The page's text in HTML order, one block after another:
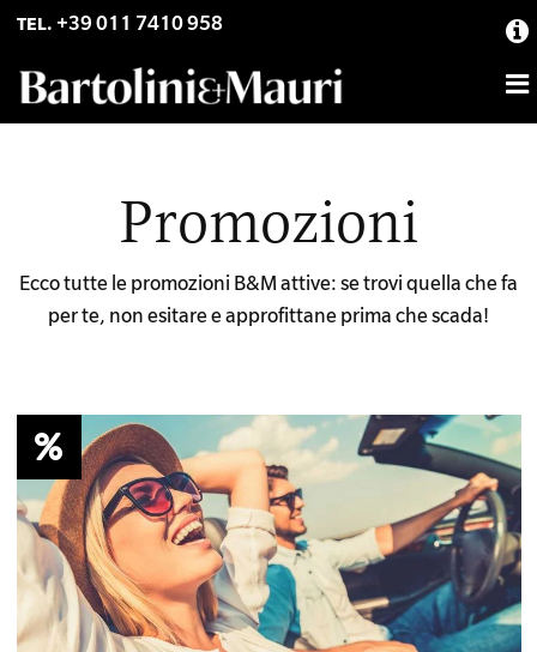
Skip
primary
Skip
main
TEL. +39 011 7410 958
Promozioni
Ecco tutte le promozioni B&M attive: se trovi quella che fa
per te, non esitare e approfittane prima che scada!